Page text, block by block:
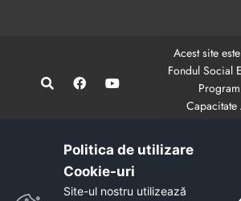
Acest site
Fondul Social
Capacitate
CodMySmis/Sipoca: 128880/652;
Conținutul acestui site web nu
obligatoriu poziția oficială a
Politica de utilizare
Cookie-uri‎
Site-ul nostru utilizează